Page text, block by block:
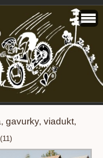
gavurky, viadukt,